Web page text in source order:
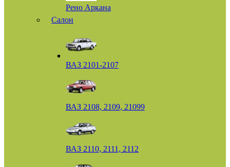
Рено Аркана
Салон
ВАЗ 2101-2107
ВАЗ 2108, 2109, 21099
ВАЗ 2110, 2111, 2112